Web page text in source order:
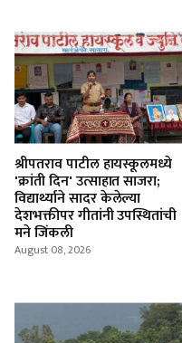
श्रीपतराव पाटील हायस्कूलमध्ये
'क्रांती दिन' उत्साहात साजरा;
विद्यार्थ्याने सादर केलेल्या
देशभक्तीपर गीतांनी उपस्थितांची
मने जिंकली
August 08, 2026